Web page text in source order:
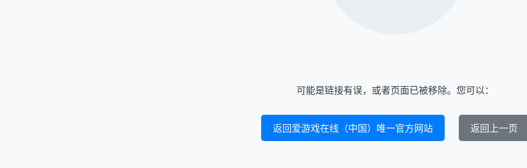
可能是链接有误，或者页面已被移除。您可以：
返回爱游戏在线（中国）唯一官方网站 返回上一页